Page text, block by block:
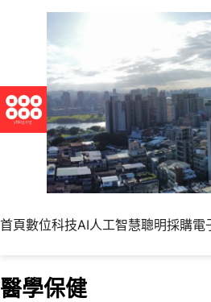
首頁數位科技AI人工智慧聰明採購電
醫學保健